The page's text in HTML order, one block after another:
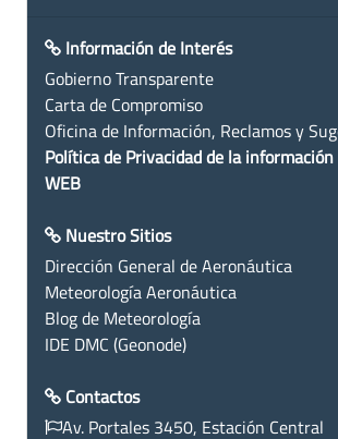
Información de Interés
Gobierno Transparente
Carta de Compromiso
Oficina de Información, Reclamos y
Política de Privacidad de la información
WEB
Nuestro Sitios
Dirección General de Aeronáutica
Meteorología Aeronáutica
Blog de Meteorología
IDE DMC (Geonode)
Contactos
Av. Portales 3450, Estación Central